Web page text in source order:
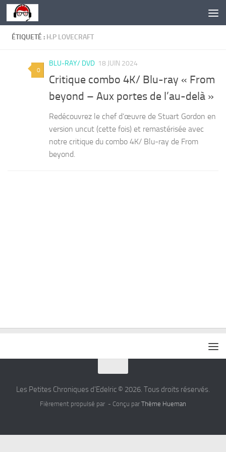
Skip to content
ÉTIQUETÉ : H.P LOVECRAFT
0
BLU-RAY/ DVD 18 JUIN 2024
Critique combo 4K/ Blu-ray « From
beyond – Aux portes de l’au-delà »
Redécouvrez le chef d’œuvre de Stuart Gordon en
version uncut (cette fois) et remastérisée avec
notre critique du combo 4K/ Blu-ray de From
beyond.
Les Petites Chroniques d'Edelric © 2026. Tous droits réservés.
Fièrement propulsé par - Conçu par Thème Hueman